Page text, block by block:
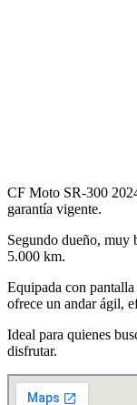
CF Moto SR-300
garantía vigente.
Segundo dueño, muy
5.000 km.
Equipada con
ofrece un andar ágil,
Ideal para quienes
disfrutar.